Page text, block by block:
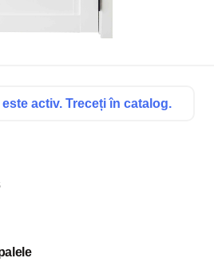
activ. Treceți în catalog.